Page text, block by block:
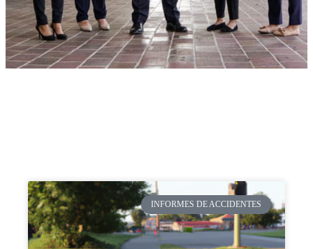
INFORMES DE ACCIDENTES